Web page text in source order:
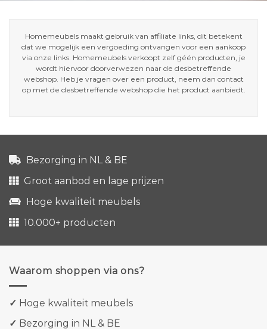
Homemeubels maakt gebruik van affiliate links, dit betekent
dat we mogelijk een vergoeding ontvangen voor een aankoop
via onze links. Homemeubels verkoopt zelf géén producten, je
wordt hiervoor doorverwezen naar de desbetreffende
webshop. Heb je vragen over een product, neem dan contact
op met de desbetreffende webshop die het product aanbiedt.
Bezorging in NL & BE
Groot aanbod en lage prijzen
Hoge kwaliteit meubels
10.000+ producten
Waarom shoppen via ons?
✓ Hoge kwaliteit meubels
✓ Bezorging in NL & BE